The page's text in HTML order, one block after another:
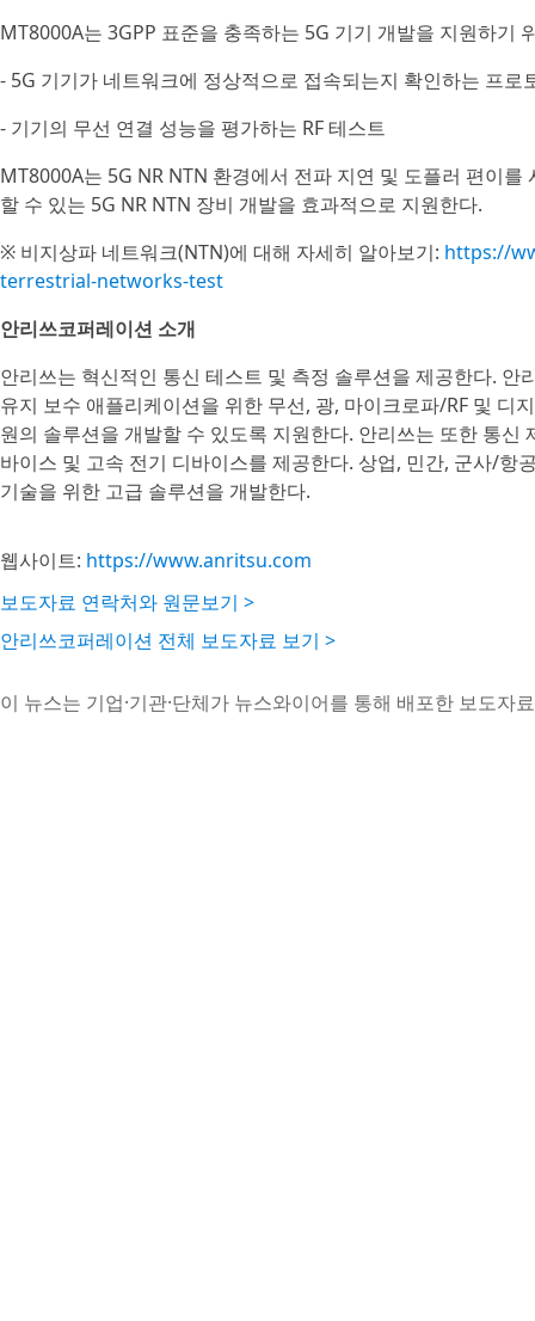
MT8000A는 3GPP 표준을 충족하는 5G 기기 개발을 지원하기
- 5G 기기가 네트워크에 정상적으로 접속되는지 확인하는 프로
- 기기의 무선 연결 성능을 평가하는 RF 테스트
MT8000A는 5G NR NTN 환경에서 전파 지연 및 도플러 편이
할 수 있는 5G NR NTN 장비 개발을 효과적으로 지원한다.
※ 비지상파 네트워크(NTN)에 대해 자세히 알아보기: https://
terrestrial-networks-test
안리쓰코퍼레이션 소개
안리쓰는 혁신적인 통신 테스트 및 측정 솔루션을 제공한다.
유지 보수 애플리케이션을 위한 무선, 광, 마이크로파/RF 및 디
원의 솔루션을 개발할 수 있도록 지원한다. 안리쓰는 또한 통
바이스 및 고속 전기 디바이스를 제공한다. 상업, 민간, 군사/
기술을 위한 고급 솔루션을 개발한다.
웹사이트: https://www.anritsu.com
보도자료 연락처와 원문보기 >
안리쓰코퍼레이션 전체 보도자료 보기 >
이 뉴스는 기업·기관·단체가 뉴스와이어를 통해 배포한 보도자